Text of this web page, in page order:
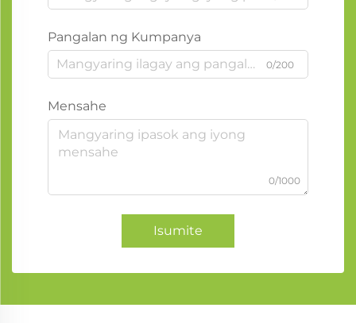
Pangalan ng Kumpanya
0/200
Mensahe
0/1000
Isumite